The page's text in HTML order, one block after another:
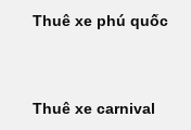
Thuê xe phú quốc
Thuê xe carnival